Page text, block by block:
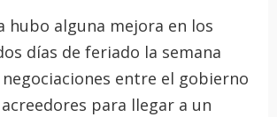
hubo alguna mejora en los
días de feriado la semana
negociaciones entre el gobierno
para llegar a un